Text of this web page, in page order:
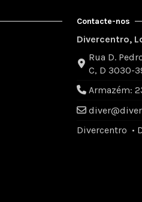
Contacte-nos
Divercentro,
Rua D.
C, D 3030-
Armazém:
Divercentro •